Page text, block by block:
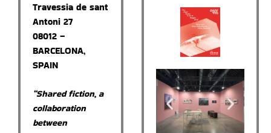
Travessia de sant
Antoni 27
08012 –
BARCELONA,
SPAIN
“Shared fiction, a
collaboration
between